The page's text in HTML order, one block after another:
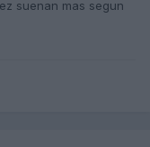
suenan mas segun